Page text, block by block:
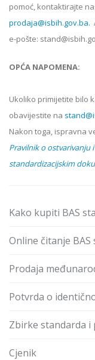
pomoć, kontaktirajte
prodaja@isbih.gov.ba.
e-pošte:
OPĆA NAPOMENA:
Ukoliko primijetite bilo
obavijestite na
Nakon toga, ispravna
Pravilnik o ostvarivanju
standardizacijskim
Kako kupiti BAS
Online čitanje BAS
Prodaja
Potvrda o
Zbirke standarda i
Cjenik